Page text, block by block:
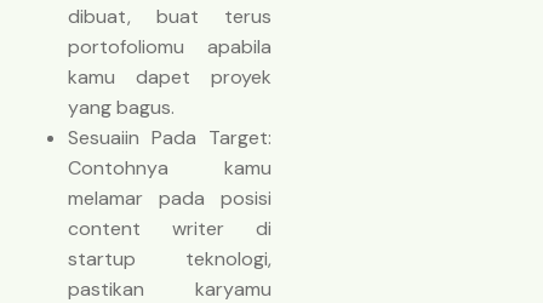
dibuat, buat terus
portofoliomu apabila
kamu dapet proyek
yang bagus.
Sesuaiin Pada Target:
Contohnya kamu
melamar pada posisi
content writer di
startup teknologi,
pastikan karyamu